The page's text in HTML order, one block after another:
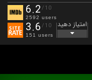
6.2 /10
2592 users
3.6 /10
151 users
امتیاز دهید